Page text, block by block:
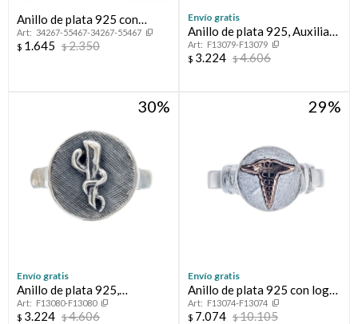
Anillo de plata 925 con
circonias, MEDIO SIN FIN.
34267-55467-34267-55467
$ 1.645 $2.350
Envío gratis
Anillo de plata 925, Auxiliar
de Enfermería.
F13079-F13079
$ 3.224 $4.606
30
Envío gratis
Anillo de plata 925,
MEDICO.
F13080-F13080
$ 3.224 $4.606
29
Envío gratis
Anillo de plata 925 con logo
en oro 10 ktes, MEDICINA.
F13074-F13074
$ 7.074 $10.105